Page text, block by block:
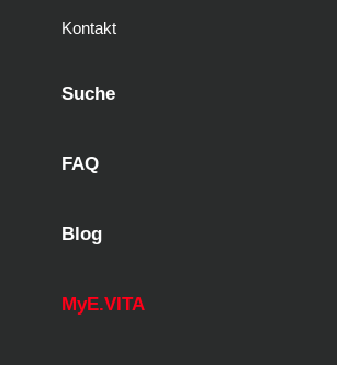
Kontakt
Suche
FAQ
Blog
MyE.VITA